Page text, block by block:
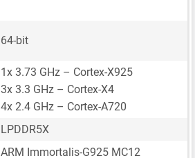
64-bit
1x 3.73 GHz – Cortex-X925
3x 3.3 GHz – Cortex-X4
4x 2.4 GHz – Cortex-A720
LPDDR5X
ARM Immortalis-G925 MC12